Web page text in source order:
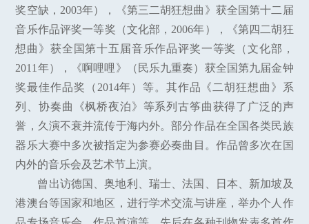
奖空缺，2003年），《第三二胡狂想曲》获全国第十二届
音乐作品评奖一等奖（文化部，2006年），《第四二胡狂
想曲》获全国第十五届音乐作品评奖一等奖（文化部，
2011年），《啊哩哩》（民乐九重奏）获全国第九届金钟
奖最佳作品奖（2014年）等。其作品《二胡狂想曲》系
列、协奏曲《枫桥夜泊》等系列古筝曲获得了广泛的声
誉，久演不衰并流传于海内外。部分作品在全国各类民族
器乐大赛中多次被指定为参赛必奏曲目。作品曾多次在国
内外的音乐会及艺术节上演。
曾出访德国、奥地利、瑞士、法国、日本、新加坡及
港澳台等国家和地区，进行学术交流与讲座，举办个人作